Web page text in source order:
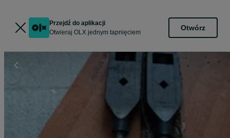
Przejdź do aplikacji
Otwieraj OLX jednym tapnięciem
Otwórz